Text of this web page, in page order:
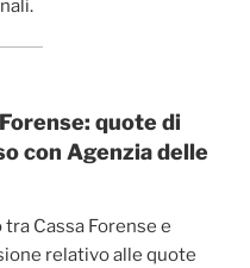
quote di
con Agenzia delle
Cassa Forense e
relativo alle quote